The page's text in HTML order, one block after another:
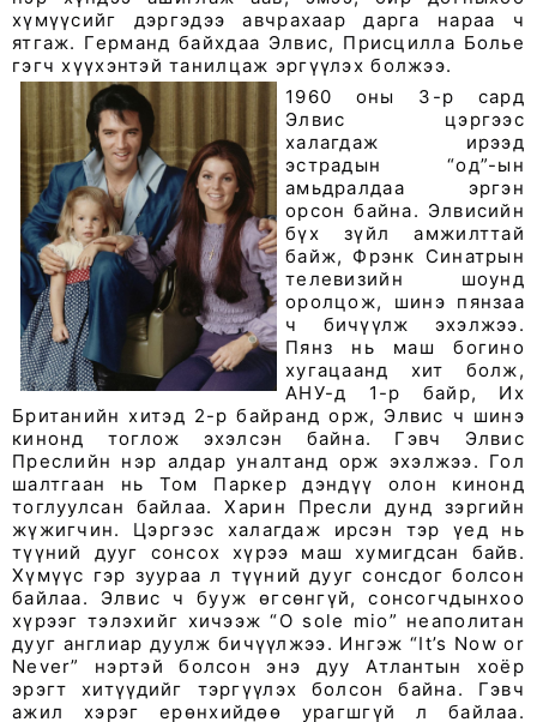
хүмүүсийг дэргэдээ авчрахаар дарга нараа ч
ятгаж. Германд байхдаа Элвис, Присцилла Болье
гэгч хүүхэнтэй танилцаж эргүүлэх болжээ.
1960 оны 3-р сард
Элвис цэргээс
халагдаж ирээд
эстрадын “од”-ын
амьдралдаа эргэн
орсон байна. Элвисийн
бүх зүйл амжилттай
байж, Фрэнк Синатрын
телевизийн шоунд
оролцож, шинэ пянзаа
ч бичүүлж эхэлжээ.
Пянз нь маш богино
хугацаанд хит болж,
АНУ-д 1-р байр, Их
Британийн хитэд 2-р байранд орж, Элвис ч шинэ
кинонд тоглож эхэлсэн байна. Гэвч Элвис
Преслийн нэр алдар уналтанд орж эхэлжээ. Гол
шалтгаан нь Том Паркер дэндүү олон кинонд
тоглуулсан байлаа. Харин Пресли дунд зэргийн
жүжигчин. Цэргээс халагдаж ирсэн тэр үед нь
түүний дууг сонсох хүрээ маш хумигдсан байв.
Хүмүүс гэр зуураа л түүний дууг сонсдог болсон
байлаа. Элвис ч бууж өгсөнгүй, сонсогчдынхоо
хүрээг тэлэхийг хичээж “O sole mio” неаполитан
дууг англиар дуулж бичүүлжээ. Ингэж “It’s Now or
Never” нэртэй болсон энэ дуу Атлантын хоёр
эрэгт хитүүдийг тэргүүлэх болсон байна. Гэвч
ажил хэрэг ерөнхийдөө урагшгүй л байлаа.